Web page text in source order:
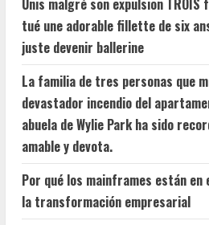
Unis malgré son expulsion
tué une adorable fillette de six
juste devenir ballerine
La familia de tres personas que
devastador incendio del
abuela de Wylie Park ha sido
amable y devota.
Por qué los mainframes están en
la transformación empresarial